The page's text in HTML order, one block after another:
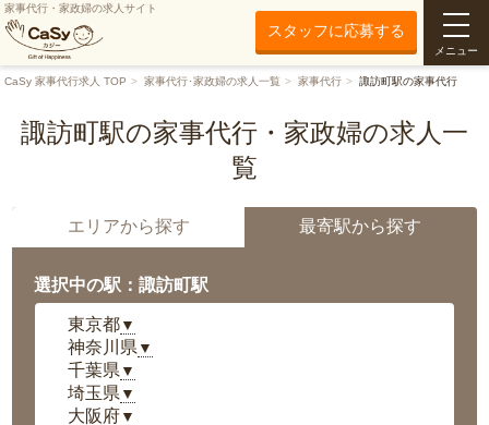
家事代行・家政婦の求人サイト
スタッフに応募する
メニュー
CaSy 家事代行求人 TOP 家事代行･家政婦の求人一覧 家事代行 諏訪町駅の家事代行
諏訪町駅の家事代行・家政婦の求人一
覧
エリアから探す 最寄駅から探す
選択中の駅：諏訪町駅
東京都▼
神奈川県 ▼
千葉県 ▼
埼玉県 ▼
大阪府▼